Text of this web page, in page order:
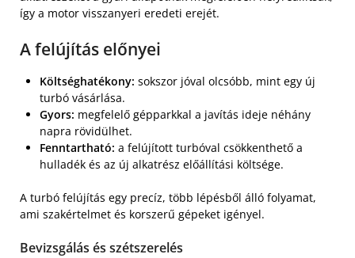
így a motor visszanyeri eredeti erejét.
A felújítás előnyei
Költséghatékony: sokszor jóval olcsóbb, mint egy új
turbó vásárlása.
Gyors: megfelelő gépparkkal a javítás ideje néhány
napra rövidülhet.
Fenntartható: a felújított turbóval csökkenthető a
hulladék és az új alkatrész előállítási költsége.
A turbó felújítás egy precíz, több lépésből álló folyamat,
ami szakértelmet és korszerű gépeket igényel.
Bevizsgálás és szétszerelés